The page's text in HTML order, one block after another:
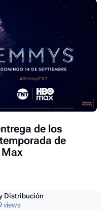
de los
de
Max
Distribución
views